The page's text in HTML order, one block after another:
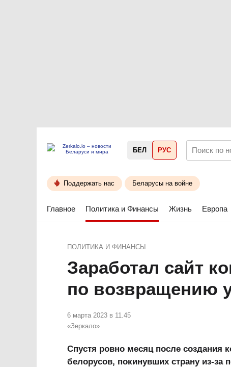
БЕЛ РУС
Поддержать нас Беларусы на войне
Главное Политика и Финансы Жизнь Европа
ПОЛИТИКА И ФИНАНСЫ
Заработал сайт
по возвращению
6 марта 2023 в 11.45
«Зеркало»
Спустя ровно месяц после
белорусов, покинувших страну из-за